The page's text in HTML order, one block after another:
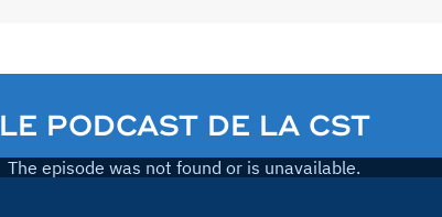
LE PODCAST DE LA CST